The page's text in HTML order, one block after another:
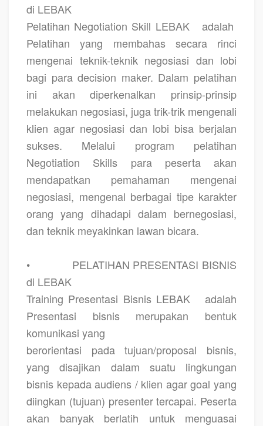
di LEBAK
Pelatihan Negotiation Skill LEBAK
adalah
Pelatihan yang membahas secara rinci
mengenai teknik-teknik negosiasi dan lobi
bagi para decision maker. Dalam pelatihan
ini akan diperkenalkan prinsip-prinsip
melakukan negosiasi, juga trik-trik mengenali
klien agar negosiasi dan lobi bisa berjalan
sukses. Melalui program pelatihan
Negotiation Skills para peserta akan
mendapatkan pemahaman mengenai
negosiasi, mengenal berbagai tipe karakter
orang yang dihadapi dalam bernegosiasi,
dan teknik meyakinkan lawan bicara.
•
PELATIHAN PRESENTASI BISNIS
di LEBAK
Training Presentasi Bisnis LEBAK
adalah
Presentasi bisnis merupakan bentuk
komunikasi yang
berorientasi pada tujuan/proposal bisnis,
yang disajikan dalam suatu lingkungan
bisnis kepada audiens / klien agar goal yang
diingkan (tujuan) presenter tercapai. Peserta
akan banyak berlatih untuk menguasai